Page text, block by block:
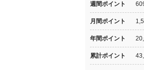
週間ポイント
月間ポイント
年間ポイント
累計ポイント